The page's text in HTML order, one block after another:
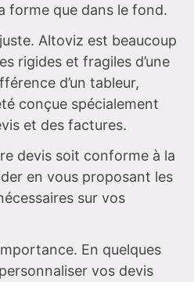
forme que dans le fond.
Altoviz est beaucoup
rigides et fragiles d’une
d’un tableur,
conçue spécialement
et des factures.
devis soit conforme à la
en vous proposant les
sur vos
En quelques
vos devis